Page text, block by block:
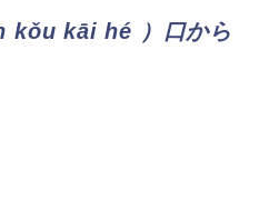
kǒu kāi hé ）口から